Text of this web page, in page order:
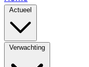
Actueel
Verwachting